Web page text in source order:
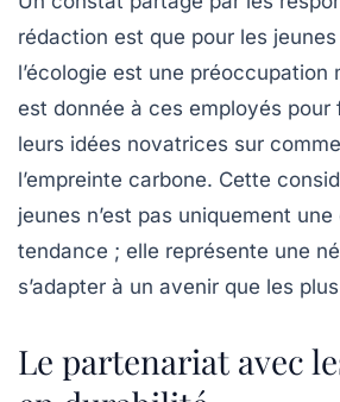
rédaction est que pour les
l’écologie est une préoccupation
est donnée à ces employés pour
leurs idées novatrices sur
l’empreinte carbone. Cette
jeunes n’est pas uniquement
tendance ; elle représente une
s’adapter à un avenir que les
Le partenariat avec